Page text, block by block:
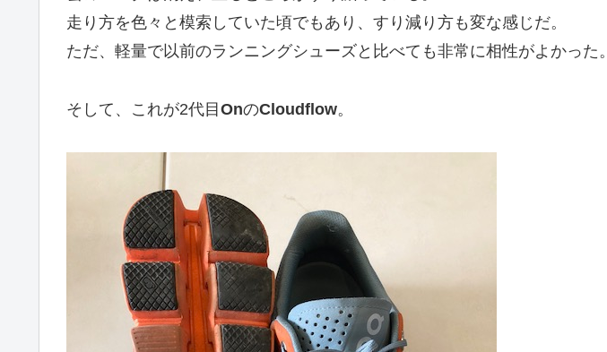
走り方を色々と模索していた頃でもあり、すり減り方も変な感じだ。
ただ、軽量で以前のランニングシューズと比べても非常に相性がよかった。
そして、これが2代目OnのCloudflow。